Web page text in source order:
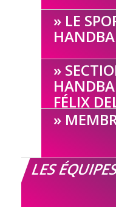
LE
FÉLIX
LES